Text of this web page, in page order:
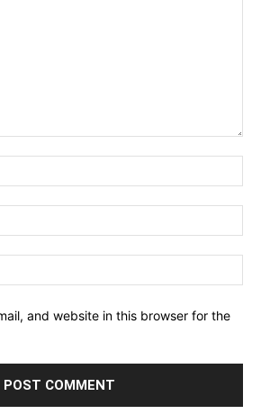
and website in this browser for the